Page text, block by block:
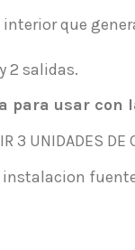
que
2 salidas.
para usar con
3 UNIDADES DE